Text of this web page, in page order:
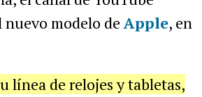
nuevo modelo deApple, en
línea de relojes y tabletas,